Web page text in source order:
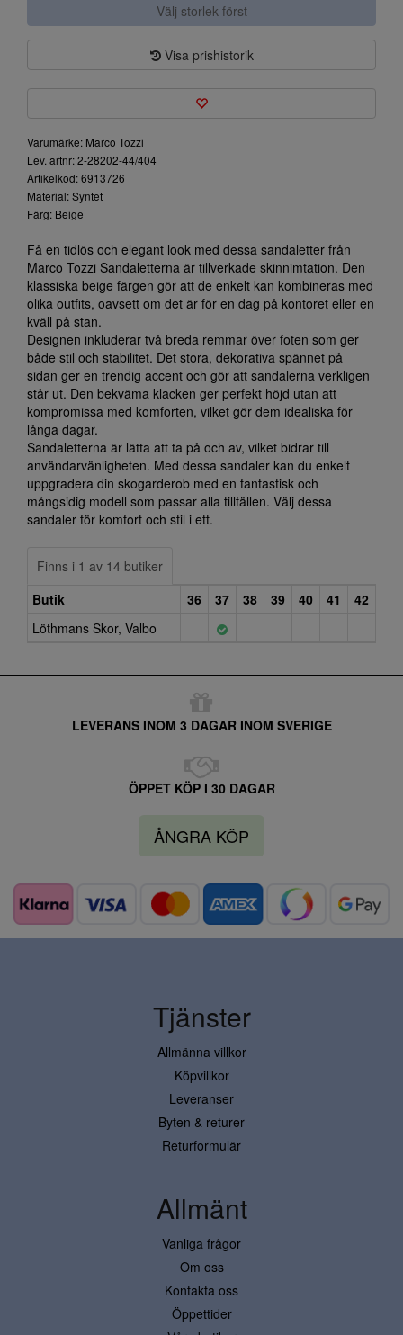
Välj storlek först
Visa prishistorik
Varumärke: Marco Tozzi
Lev. artnr: 2-28202-44/404
Artikelkod: 6913726
Material: Syntet
Färg: Beige
Få en tidlös och elegant look med dessa sandaletter från
Marco Tozzi Sandaletterna är tillverkade skinnimtation. Den
klassiska beige färgen gör att de enkelt kan kombineras med
olika outfits, oavsett om det är för en dag på kontoret eller en
kväll på stan.
Designen inkluderar två breda remmar över foten som ger
både stil och stabilitet. Det stora, dekorativa spännet på
sidan ger en trendig accent och gör att sandalerna verkligen
står ut. Den bekväma klacken ger perfekt höjd utan att
kompromissa med komforten, vilket gör dem idealiska för
långa dagar.
Sandaletterna är lätta att ta på och av, vilket bidrar till
användarvänligheten. Med dessa sandaler kan du enkelt
uppgradera din skogarderob med en fantastisk och
mångsidig modell som passar alla tillfällen. Välj dessa
sandaler för komfort och stil i ett.
Finns i 1 av 14 butiker
Butik
36 37 38 39 40 41
42
Löthmans Skor, Valbo
LEVERANS INOM 3 DAGAR INOM SVERIGE
ÖPPET KÖP I 30 DAGAR
ÅNGRA KÖP
Tjänster
Allmänna villkor
Köpvillkor
Leveranser
Byten & returer
Returformulär
Allmänt
Vanliga frågor
Om oss
Kontakta oss
Öppettider